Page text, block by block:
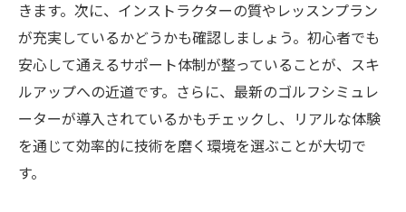
実際のコースに挑戦する前のステップアッ
プ方法
ゴルフシミュレーターでの練習が上達に与
える影響
初心者も安心のパーソナライズレッスンプラン
で効率的にスキルアップ
きます。次に、インストラクターの質やレッスンプラン
が充実しているかどうかも確認しましょう。初心者でも
安心して通えるサポート体制が整っていることが、スキ
ルアップへの近道です。さらに、最新のゴルフシミュレ
ーターが導入されているかもチェックし、リアルな体験
を通じて効率的に技術を磨く環境を選ぶことが大切で
す。